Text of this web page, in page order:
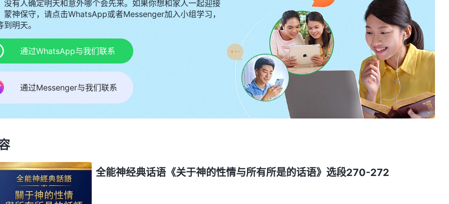
没有人确定明天和意外哪个会先来。如果你想和家人一起迎接
蒙神保守，请点击WhatsApp或者Messenger加入小组学习，
明天。
通过WhatsApp与我们联系
通过Messenger与我们联系
全能神经典话语《关于神的性情与所有所是的话语》选段270-272